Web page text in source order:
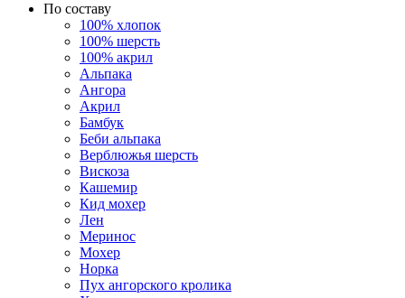
По составу
100% хлопок
100% шерсть
100% акрил
Альпака
Ангора
Акрил
Бамбук
Беби альпака
Верблюжья шерсть
Вискоза
Кашемир
Кид мохер
Лен
Меринос
Мохер
Норка
Пух ангорского кролика